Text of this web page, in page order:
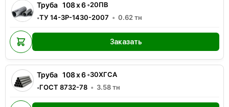
Труба 108x6•20ПВ
•ТУ 14-3Р-1430-2007 0.62 тн
Заказать
Труба 108x6•30ХГСА
•ГОСТ 8732-78 3.58тн